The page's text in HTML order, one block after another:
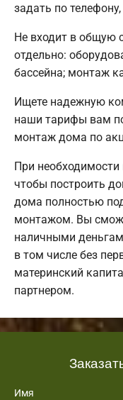
задать по
Не входит в общую
отдельно:
бассейна; монтаж
Ищете надежную
наши тарифы вам
монтаж дома по
При
чтобы построить
дома полностью
монтажом. Вы
наличными
в том числе без
материнский
партнером.
Имя